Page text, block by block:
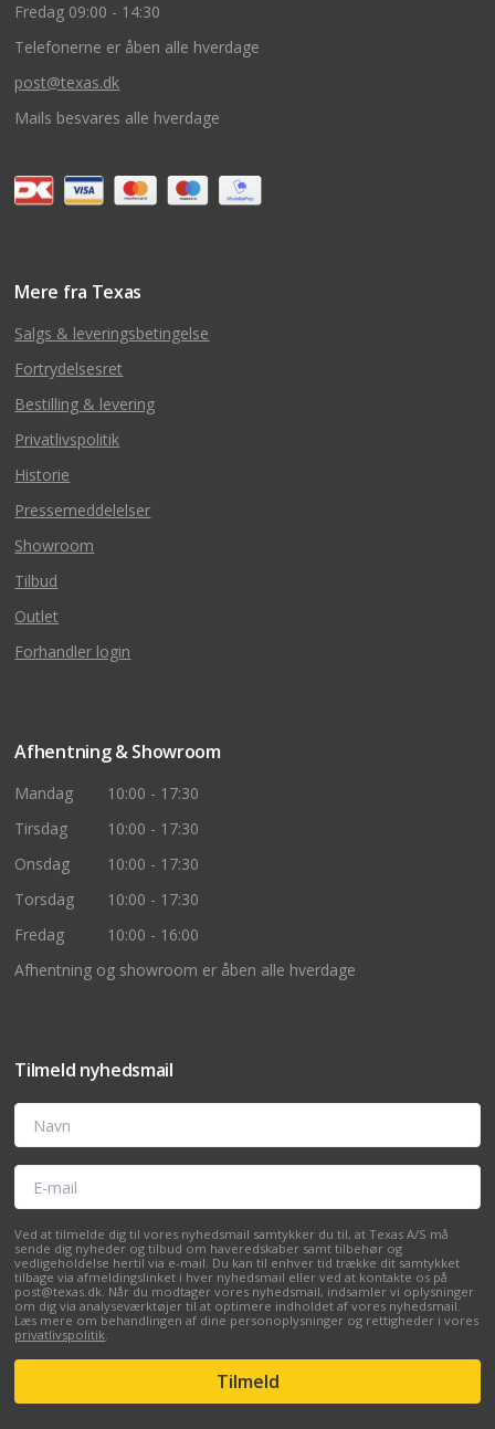
Fredag 09:00 - 14:30
Telefonerne er åben alle hverdage
post@texas.dk
Mails besvares alle hverdage
Mere fra Texas
Salgs & leveringsbetingelse
Fortrydelsesret
Bestilling & levering
Privatlivspolitik
Historie
Pressemeddelelser
Showroom
Tilbud
Outlet
Forhandler login
Afhentning & Showroom
Mandag
10:00 - 17:30
Tirsdag
10:00 - 17:30
Onsdag
10:00 - 17:30
Torsdag
10:00 - 17:30
Fredag
10:00 - 16:00
Afhentning og showroom er åben alle hverdage
Tilmeld nyhedsmail
Navn
E-mail
Ved at tilmelde dig til vores nyhedsmail samtykker du til, at Texas A/S må
sende dig nyheder og tilbud om haveredskaber samt tilbehør og
vedligeholdelse hertil via e-mail. Du kan til enhver tid trække dit samtykket
tilbage via afmeldingslinket i hver nyhedsmail eller ved at kontakte os på
post@texas.dk. Når du modtager vores nyhedsmail, indsamler vi oplysninger
om dig via analyseværktøjer til at optimere indholdet af vores nyhedsmail.
Læs mere om behandlingen af dine personoplysninger og rettigheder i vores
privatlivspolitik.